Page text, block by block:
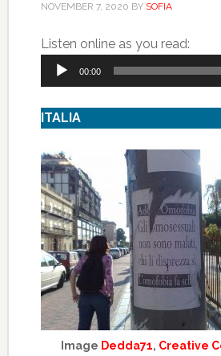
NOVEMBER 7, 2020 BY SOFIA
Listen online as you read:Audio
00:00
ITALIA
Image Dedda71, Creative